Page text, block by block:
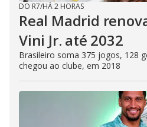
DO R7/HÁ 2 HORAS
Real Madrid
Vini Jr. até 2032
Brasileiro soma 375 jogos, 128
chegou ao clube, em 2018